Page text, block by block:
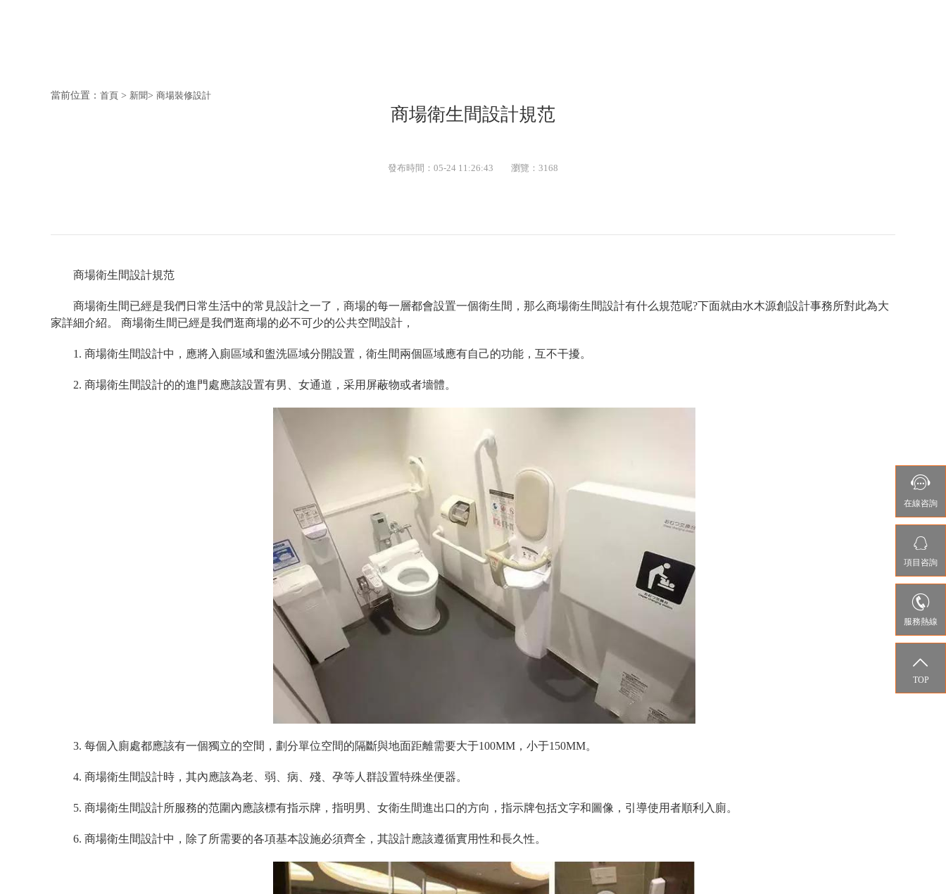
當前位置： 首頁 > 新聞> 商場裝修設計
商場衛生間設計規范
發布時間：05-24 11:26:43 瀏覽：3168
商場衛生間設計規范
商場衛生間已經是我們日常生活中的常見設計之一了，商場的每一層都會設置一個衛生間，那么商場衛生間設計有什么規范呢?下面就由水木源創設計事務所對此為大
家詳細介紹。 商場衛生間已經是我們逛商場的必不可少的公共空間設計，
1. 商場衛生間設計中，應將入廁區域和盥洗區域分開設置，衛生間兩個區域應有自己的功能，互不干擾。
2. 商場衛生間設計的的進門處應該設置有男、女通道，采用屏蔽物或者墻體。
3. 每個入廁處都應該有一個獨立的空間，劃分單位空間的隔斷與地面距離需要大于100MM，小于150MM。
4. 商場衛生間設計時，其內應該為老、弱、病、殘、孕等人群設置特殊坐便器。
5. 商場衛生間設計所服務的范圍內應該標有指示牌，指明男、女衛生間進出口的方向，指示牌包括文字和圖像，引導使用者順利入廁。
6. 商場衛生間設計中，除了所需要的各項基本設施必須齊全，其設計應該遵循實用性和長久性。

在線咨詢

項目咨詢

服務熱線

TOP